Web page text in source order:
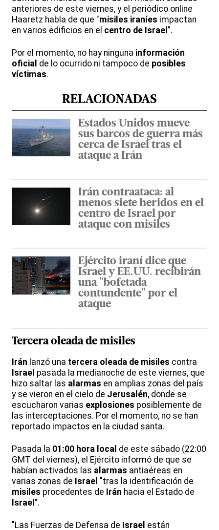
anteriores de este viernes, y el periódico online
Haaretz habla de que "misiles iraníes impactan
en varios edificios en el centro de Israel ".
Por el momento, no hay ninguna información
oficial de lo ocurrido ni tampoco de posibles
víctimas.
RELACIONADAS
Estados Unidos mueve
sus barcos de guerra más
cerca de Israel tras el
ataque a Irán
Irán contraataca: al
menos siete heridos en el
centro de Israel por
ataque con misiles
Ejército iraní dice que
Israel y EE.UU. recibirán
una "bofetada
contundente" por el
ataque
Tercera oleada de misiles
Irán lanzó una tercera oleada de misiles contra
Israel pasada la medianoche de este viernes, que
hizo saltar las alarmas en amplias zonas del país
y se vieron en el cielo de Jerusalén, donde se
escucharon varias explosiones posiblemente de
las interceptaciones. Por el momento, no se han
reportado impactos en la ciudad santa.
Pasada la 01:00 hora local de este sábado (22:00
GMT del viernes), el Ejército informó de que se
habían activados las alarmas antiaéreas en
varias zonas de Israel "tras la identificación de
misiles procedentes de Irán hacia el Estado de
Israel ".
"Las Fuerzas de Defensa de Israel están